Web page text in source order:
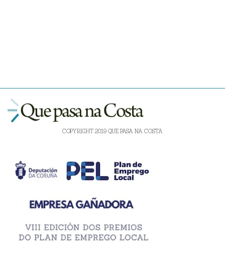
COPYRIGHT 2019 QUE PASA NA COSTA